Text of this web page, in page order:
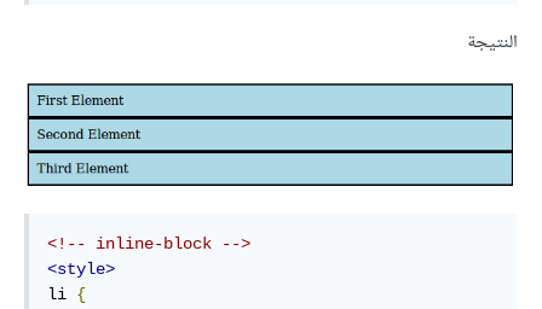
النتيجة
<!-- inline-block -->
<style>
li {